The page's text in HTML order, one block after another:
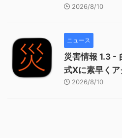
2026/8/10
ニュース
災害情報 1.3 -
式Xに素早くア
2026/8/10